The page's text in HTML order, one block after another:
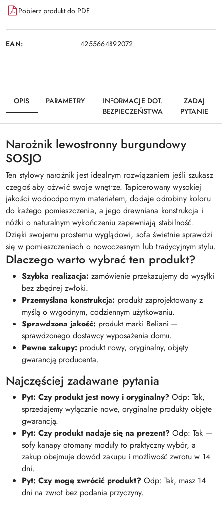
Pobierz produkt do PDF
EAN: 4255664892072
OPIS PARAMETRY
INFORMACJE DOT.
BEZPIECZEŃSTWA
ZADAJ
PYTANIE
Narożnik lewostronny burgundowy
SOSJO
Ten stylowy narożnik jest idealnym rozwiązaniem jeśli szukasz
czegoś aby ożywić swoje wnętrze. Tapicerowany wysokiej
jakości wodoodpornym materiałem, dodaje odrobiny koloru
do każego pomieszczenia, a jego drewniana konstrukcja i
nóżki o naturalnym wykończeniu zapewniają stabilność.
Dzięki swojemu prostemu wyglądowi, sofa świetnie sprawdzi
się w pomieszczeniach o nowoczesnym lub tradycyjnym stylu.
Dlaczego warto wybrać ten produkt?
Szybka realizacja: zamówienie przekazujemy do wysyłki
bez zbędnej zwłoki.
Przemyślana konstrukcja: produkt zaprojektowany z
myślą o wygodnym, codziennym użytkowaniu.
Sprawdzona jakość: produkt marki Beliani —
sprawdzonego dostawcy wyposażenia domu.
Pewne zakupy: produkt nowy, oryginalny, objęty
gwarancją producenta.
Najczęściej zadawane pytania
Pyt: Czy produkt jest nowy i oryginalny? Odp: Tak,
sprzedajemy wyłącznie nowe, oryginalne produkty objęte
gwarancją.
Pyt: Czy produkt nadaje się na prezent? Odp: Tak —
sofy kanapy otomany moduły to praktyczny wybór, a
zakup obejmuje dowód zakupu i możliwość zwrotu w 14
dni.
Pyt: Czy mogę zwrócić produkt? Odp: Tak, masz 14
dni na zwrot bez podania przyczyny.